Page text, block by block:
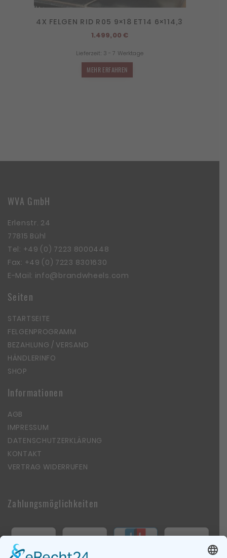
4X FELGEN RID R05 9×18 ET14 6×114,3
1.499,00€
Lieferzeit: 3 - 7 Werktage
MEHR ERFAHREN
WVA GmbH
Erlenstr. 24
77815 Bühl
Tel: +49 (0) 7223 8000448
Fax: +49 (0) 7223 8301630
E-Mail: info@brandwheels.com
Seiten
STARTSEITE
FELGENPROGRAMM
BEZAHLUNG / VERSAND
HÄNDLERINFO
SHOP
Informationen
AGB
IMPRESSUM
DATENSCHUTZERKLÄRUNG
KONTAKT
VERTRAG WIDERRUFEN
Zahlungsmöglichkeiten